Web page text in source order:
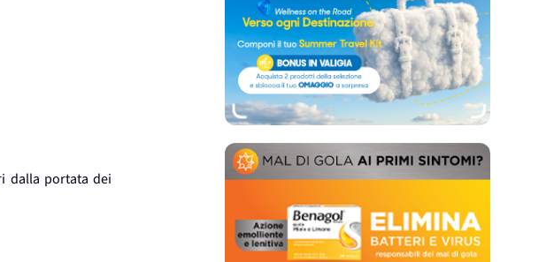
dalla portata dei